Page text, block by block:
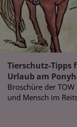
Tierschutz-
Urlaub am
Broschüre der
und Mensch im